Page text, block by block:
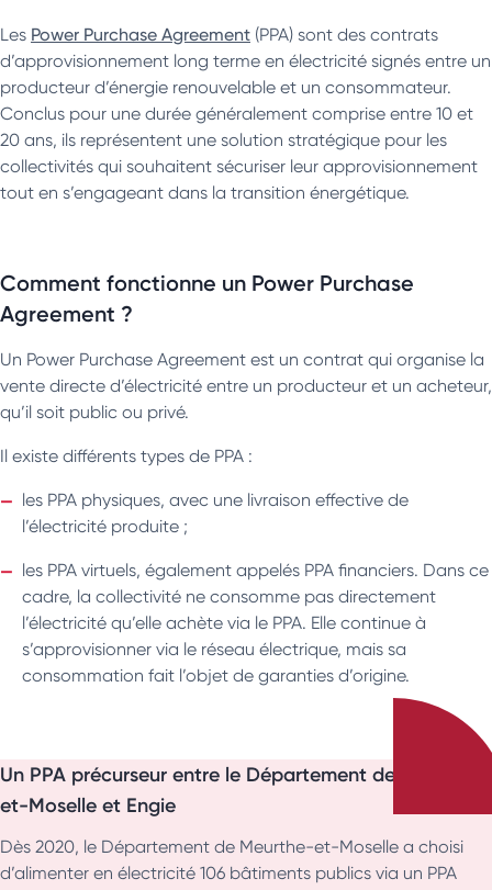
Les Power Purchase Agreement (PPA) sont des contrats
d’approvisionnement long terme en électricité signés entre un
producteur d’énergie renouvelable et un consommateur.
Conclus pour une durée généralement comprise entre 10 et
20 ans, ils représentent une solution stratégique pour les
collectivités qui souhaitent sécuriser leur approvisionnement
tout en s’engageant dans la transition énergétique.
Comment fonctionne un Power Purchase
Agreement ?
Un Power Purchase Agreement est un contrat qui organise la
vente directe d’électricité entre un producteur et un acheteur,
qu’il soit public ou privé.
Il existe différents types de PPA :
les PPA physiques, avec une livraison effective de
l’électricité produite ;
les PPA virtuels, également appelés PPA financiers. Dans ce
cadre, la collectivité ne consomme pas directement
l’électricité qu’elle achète via le PPA. Elle continue à
s’approvisionner via le réseau électrique, mais sa
consommation fait l’objet de garanties d’origine.
Un PPA précurseur entre le Département de Meurthe-
et-Moselle et Engie
Dès 2020, le Département de Meurthe-et-Moselle a choisi
d’alimenter en électricité 106 bâtiments publics via un PPA